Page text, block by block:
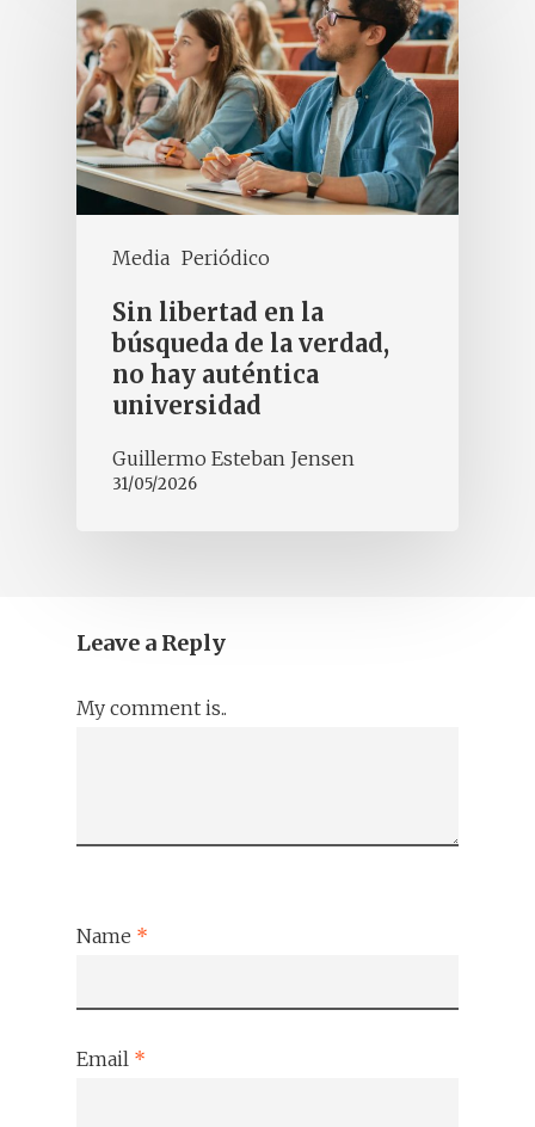
Media Periódico
Sin libertad en la
búsqueda de la verdad,
no hay auténtica
universidad
Guillermo Esteban Jensen
31/05/2026
Leave a Reply
My comment is..
Name *
Email *